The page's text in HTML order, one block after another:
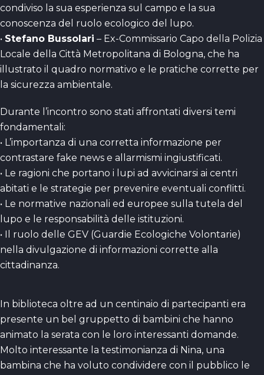
condiviso la sua esperienza sul campo e la sua
conoscenza del ruolo ecologico del lupo.
• Stefano Bussolari – Ex-Commissario Capo della Polizia
Locale della Città Metropolitana di Bologna, che ha
illustrato il quadro normativo e le pratiche corrette per
la sicurezza ambientale.
Durante l’incontro sono stati affrontati diversi temi
fondamentali:
• L’importanza di una corretta informazione per
contrastare fake news e allarmismi ingiustificati.
• Le ragioni che portano i lupi ad avvicinarsi ai centri
abitati e le strategie per prevenire eventuali conflitti.
• Le normative nazionali ed europee sulla tutela del
lupo e le responsabilità delle istituzioni.
• Il ruolo delle GEV (Guardie Ecologiche Volontarie)
nella divulgazione di informazioni corrette alla
cittadinanza.
In biblioteca oltre ad un centinaio di partecipanti era
presente un bel gruppetto di bambini che hanno
animato la serata con le loro interessanti domande.
Molto interessante la testimonianza di Nina, una
bambina che ha voluto condividere con il pubblico le